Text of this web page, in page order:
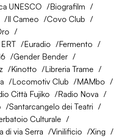
UNESCO
Biografilm
Il Cameo
Covo Club
Euradio
Fermento
Gender Bender
Kinotto
Libreria Trame
Locomotiv Club
MAMbo
Città Fujiko
Radio Nova
Santarcangelo dei Teatri
Culturale
di via Serra Vinilificio Xing